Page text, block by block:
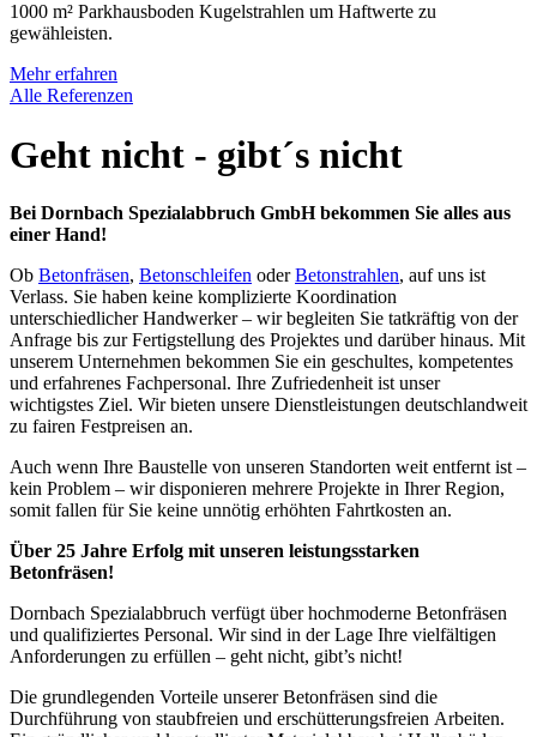
1000 m² Parkhausboden Kugelstrahlen um Haftwerte zu
gewähleisten.
Mehr erfahren
Alle Referenzen
Geht nicht - gibt´s nicht
Bei Dornbach Spezialabbruch GmbH bekommen Sie alles aus
einer Hand!
Ob Betonfräsen, Betonschleifen oderBetonstrahlen, auf uns ist
Verlass. Sie haben keine komplizierte Koordination
unterschiedlicher Handwerker – wir begleiten Sie tatkräftig von der
Anfrage bis zur Fertigstellung des Projektes und darüber hinaus. Mit
unserem Unternehmen bekommen Sie ein geschultes, kompetentes
und erfahrenes Fachpersonal. Ihre Zufriedenheit ist unser
wichtigstes Ziel. Wir bieten unsere Dienstleistungen deutschlandweit
zu fairen Festpreisen an.
Auch wenn Ihre Baustelle von unseren Standorten weit entfernt ist –
kein Problem – wir disponieren mehrere Projekte in Ihrer Region,
somit fallen für Sie keine unnötig erhöhten Fahrtkosten an.
Über 25 Jahre Erfolg mit unseren leistungsstarken
Betonfräsen!
Dornbach Spezialabbruch verfügt über hochmoderne Betonfräsen
und qualifiziertes Personal. Wir sind in der Lage Ihre vielfältigen
Anforderungen zu erfüllen – geht nicht, gibt’s nicht!
Die grundlegenden Vorteile unserer Betonfräsen sind die
Durchführung von staubfreien und erschütterungsfreien Arbeiten.